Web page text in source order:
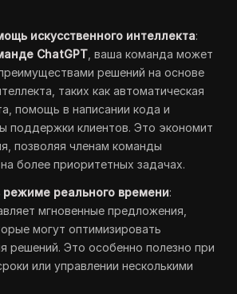
искусственного интеллекта:
ChatGPT , ваша команда может
решений на основе
таких как автоматическая
помощь в написании кода и
поддержки клиентов. Это экономит
позволяя членам команды
более приоритетных задачах.
режиме реального времени:
мгновенные предложения,
могут оптимизировать
решений. Это особенно полезно при
или управлении несколькими